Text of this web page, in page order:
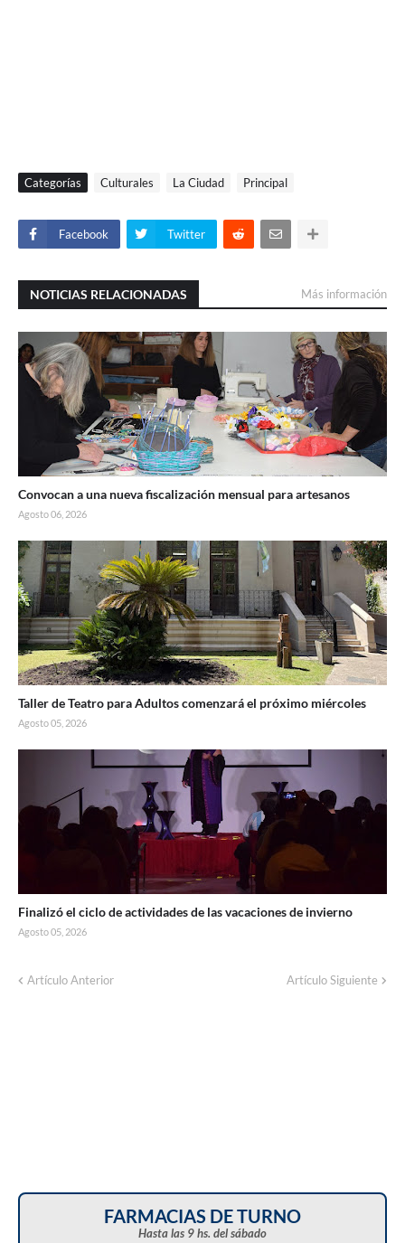
Categorías Culturales La Ciudad Principal
Facebook Twitter
NOTICIAS RELACIONADAS Más información
Convocan a una nueva fiscalización mensual para artesanos
Agosto 06, 2026
Taller de Teatro para Adultos comenzará el próximo miércoles
Agosto 05, 2026
Finalizó el ciclo de actividades de las vacaciones de invierno
Agosto 05, 2026
Artículo Anterior Artículo Siguiente
FARMACIAS DE TURNO
Hasta las 9 hs. del sábado